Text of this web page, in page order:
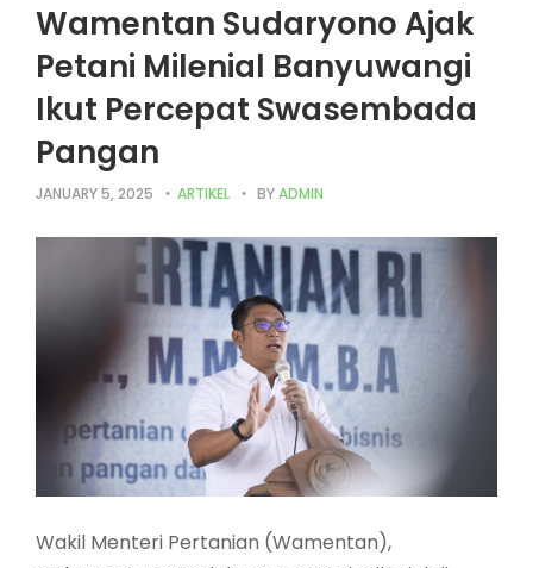
Wamentan Sudaryono Ajak
Petani Milenial Banyuwangi
Ikut Percepat Swasembada
Pangan
JANUARY 5, 2025 ARTIKEL BYADMIN
Wakil Menteri Pertanian (Wamentan),